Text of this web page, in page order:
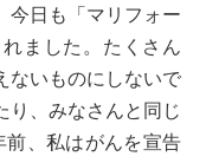
今日も「マリフォー
ました。たくさん
ないものにしないで
り、みなさんと同じ
前、私はがんを宣告